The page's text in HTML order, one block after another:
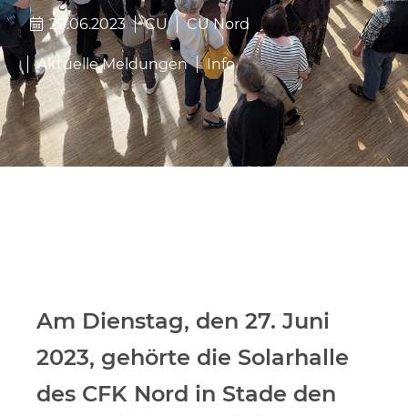
29.06.2023 CU CU Nord
Aktuelle Meldungen Info
Am Dienstag, den 27. Juni
2023, gehörte die Solarhalle
des CFK Nord in Stade den